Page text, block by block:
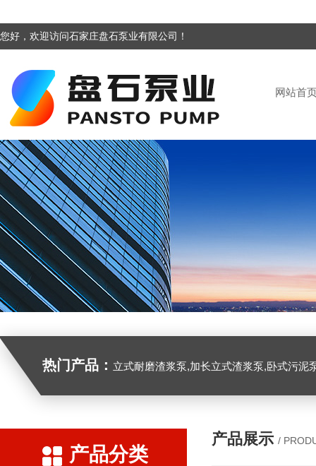
您好，欢迎访问石家庄盘石泵业有限公司！
网站首
热门产品： 立式耐磨渣浆泵,加长立式渣浆泵,卧式污泥
产品分类
产品展示 /